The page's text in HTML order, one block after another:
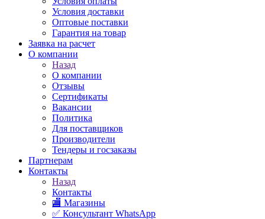
Условия доставки
Оптовые поставки
Гарантия на товар
Заявка на расчет
О компании
Назад
О компании
Отзывы
Сертификаты
Вакансии
Политика
Для поставщиков
Производители
Тендеры и госзаказы
Партнерам
Контакты
Назад
Контакты
🏬 Магазины
✅️ Консультант WhatsApp